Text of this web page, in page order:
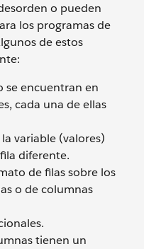
o pueden
los programas de
de estos
se encuentran en
cada una de ellas
variable (valores)
diferente.
de filas sobre los
o de columnas
tienen un